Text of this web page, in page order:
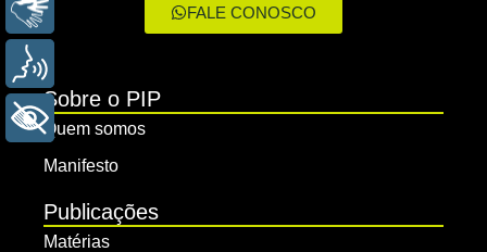
FALE CONOSCO
Sobre o PIP
Quem somos
Manifesto
Publicações
Matérias
+ ACESSIBILIDADE